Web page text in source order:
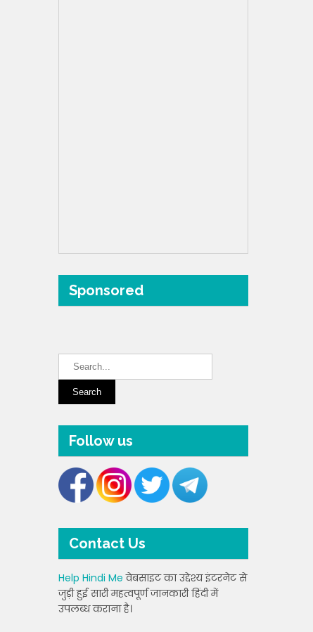
Sponsored
Follow us
Contact Us
Help Hindi Me वेबसाइट का उद्देश्य इंटरनेट से
जुड़ी हुई सारी महत्वपूर्ण जानकारी हिंदी में
उपलब्ध कराना है।